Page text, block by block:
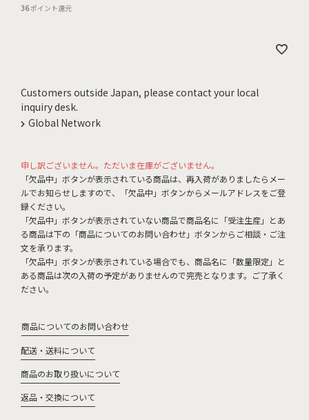
36ポイント還元
Customers outside Japan, please contact your local
inquiry desk.
Global Network
申し訳ございません。ただいま在庫がございません。
「欠品中」ボタンが表示されている商品は、再入荷がありましたらメー
ルでお知らせしますので、「欠品中」ボタンからメールアドレスをご登
録ください。
「欠品中」ボタンが表示されていない商品で商品名に「受注生産」とあ
る商品は下の「商品についてのお問い合わせ」ボタンからご相談・ご注
文を承ります。
「欠品中」ボタンが表示されている場合でも、商品名に「数量限定」と
ある商品は次の入荷の予定がありませんので完売となります。ご了承く
ださい。
商品についてのお問い合わせ
配送・送料について
商品のお取り扱いについて
返品・交換について